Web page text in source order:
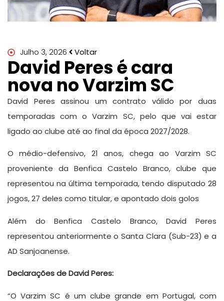
Julho 3, 2026 Voltar
David Peres é cara
nova no Varzim SC
David Peres assinou um contrato válido por duas
temporadas com o Varzim SC, pelo que vai estar
ligado ao clube até ao final da época 2027/2028.
O médio-defensivo, 21 anos, chega ao Varzim SC
proveniente da Benfica Castelo Branco, clube que
representou na última temporada, tendo disputado 28
jogos, 27 deles como titular, e apontado dois golos
Além do Benfica Castelo Branco, David Peres
representou anteriormente o Santa Clara (Sub-23) e a
AD Sanjoanense.
Declarações de David Peres:
“O Varzim SC é um clube grande em Portugal, com